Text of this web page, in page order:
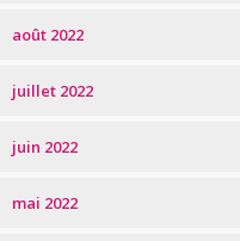
août 2022
juillet 2022
juin 2022
mai 2022